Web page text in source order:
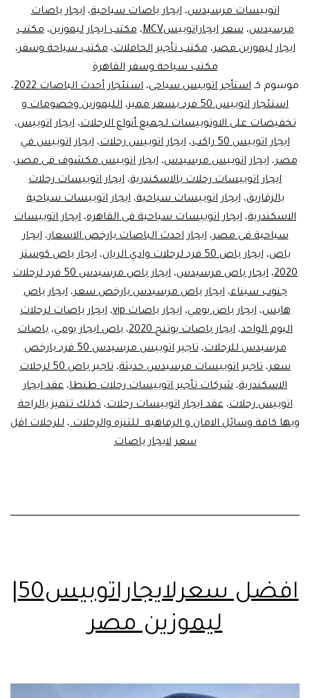
اتوبيسات مرسيدس،ايجار باصات سياحية،ايجار باصات
مرسيدس،سعر ايجاراتوبيسMCV ،مكتب ايجار ليموزين،مكتب
ايجار ليموزين مصر،مكتب تأجير الحافلات،مكتب سياحة وسفر،
مكتب سياحة وسفر القاهرة
موسوم كـ استأجر اتوبيس سياحى، استئجار أحدث الباصات 2022
،
استئجار اتوبيس 50 فرد بسعر مميز
، الليموزين وخصومات و
تخفيضات على الاوتوبيسات لجميع أنواع الرحلات،ايجار اتوبيس،
ايجار اتوبيس 50 راكب
،ايجار اتوبيس رحلات،ايجار اتوبيس في
مصر،ايجار اتوبيس مرسيدس،ايجار اتوبيس مكشوف فى مصر،
ايجار اتوبيسات رحلات بالاسكندرية، ايجار اتوبيسات رحلات
بالزقازيق،ايجار اتوبيسات سياحية،ايجار اتوبيسات سياحية
الاسكندرية، ايجار اتوبيسات سياحية فى القاهره، ايجار اتوبيسات
سياحية فى مصر،ايجار احدث الباصات بارخص الاسعار،ايجار
باص،ايجار باص 50 فرد لرحلات وادي الريان ،ايجار باص كوستر
2020، ايجار باص مرسيدس،
ايجار باص مرسيدس 50 فرد لرحلات
جنوب سيناء،ايجار باص مرسيدس بارخص سعر،ايجار باص
هايس،ايجار باص يومي،ايجار باصات vip ،ايجار باصات لرحلات
اليوم الواحد، ايجار باصات يوتنج 2020 ، باص ايجار يومي، باصات
مرسيدس للرحلات،
تاجير اتوبيس مرسيدس 50 فرد بارخص
سعر، تاجير اتوبيسات مرسيدس حديثة،
تاجير باص 50 لرحلات
الاسكندرية، شركات تأجير اتوبيسات رحلات طنطا، عقد ايجار
اتوبيس رحلات،عقد ايجار اتوبيسات رحلات،كذلك تتميز بالراحة
وبها كافة وسائل الامان و الرفاهيه للتنزه والرحلات.، للرحلات اقل
سعر لايجار باصات
افضل سعرلايجاراتوبيس50|
ليموزين مصر